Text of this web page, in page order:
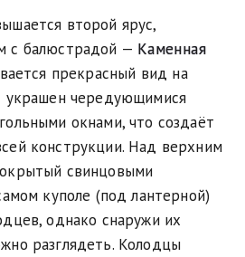
второй ярус,
с балюстрадой — Каменная
прекрасный вид на
украшен чередующимися
окнами, что создаёт
конструкции. Над верхним
свинцовыми
куполе (под лантерной)
однако снаружи их
разглядеть. Колодцы